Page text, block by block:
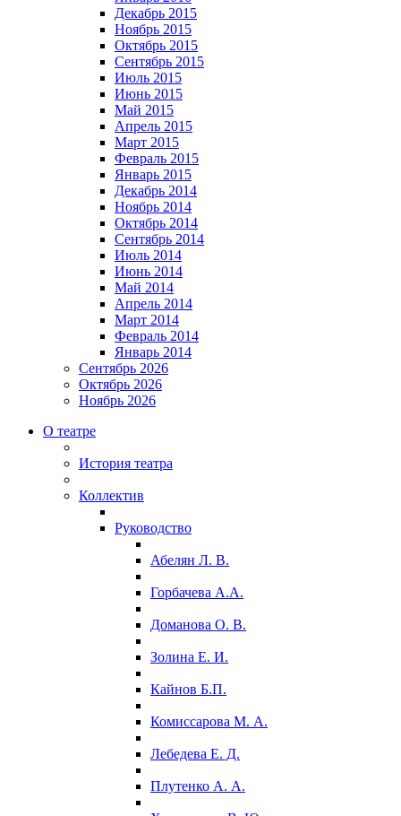
Декабрь 2015
Ноябрь 2015
Октябрь 2015
Сентябрь 2015
Июль 2015
Июнь 2015
Май 2015
Апрель 2015
Март 2015
Февраль 2015
Январь 2015
Декабрь 2014
Ноябрь 2014
Октябрь 2014
Сентябрь 2014
Июль 2014
Июнь 2014
Май 2014
Апрель 2014
Март 2014
Февраль 2014
Январь 2014
Сентябрь 2026
Октябрь 2026
Ноябрь 2026
О театре
История театра
Коллектив
Руководство
Абелян Л. В.
Горбачева А.А.
Доманова О. В.
Золина Е. И.
Кайнов Б.П.
Комиссарова М. А.
Лебедева Е. Д.
Плутенко А. А.